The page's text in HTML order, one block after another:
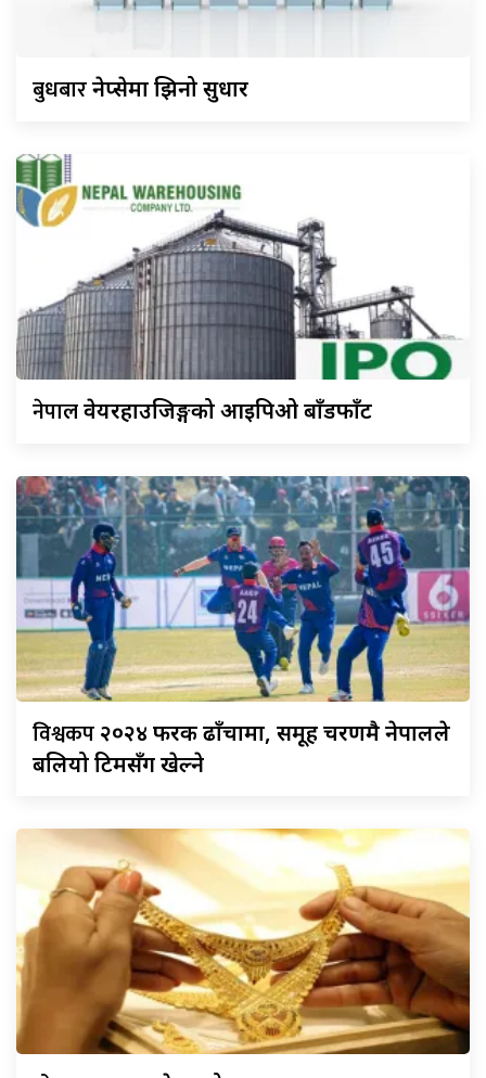
बुधबारनेप्सेमा झिनो सुधार
नेपालवेयरहाउजिङ्गको आइपिओ बाँडफाँट
विश्वकप २०२४ फरक ढाँचामा, समूह चरणमै नेपालले
बलियो टिमसँग खेल्ने